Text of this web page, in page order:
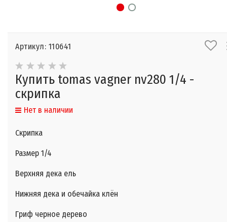
Артикул: 110641
Купить tomas vagner nv280 1/4 -
скрипка
Нет в наличии
Скрипка
Размер 1/4
Верхняя дека ель
Нижняя дека и обечайка клён
Гриф черное дерево